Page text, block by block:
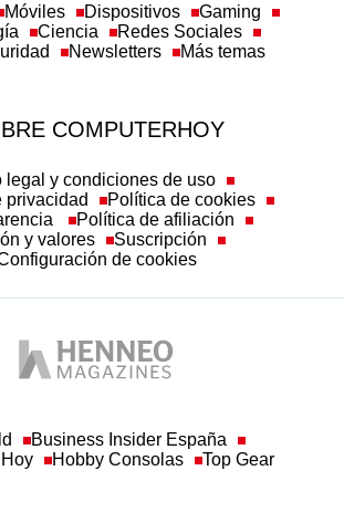
Móviles Dispositivos
Gaming
Ciencia
Redes Sociales
Newsletters Más temas
COMPUTERHOY
legal y condiciones de uso
privacidad
Política de cookies
Política de afiliación
y valores
Suscripción
de cookies
Business Insider España
Hobby Consolas Top Gear